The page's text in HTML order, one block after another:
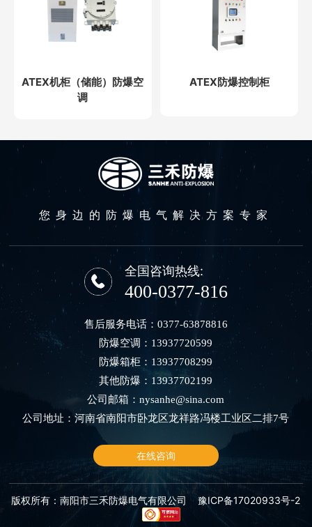
ATEX机柜（储能）防爆空
调
ATEX防爆控制柜
您身边的防爆电气解决方案专家
全国咨询热线:
400-0377-816
售后服务电话： 0377-63878816
防爆空调： 13937720599
防爆箱柜： 13937708299
其他防爆： 13937702199
公司邮箱：nysanhe@sina.com
公司地址：河南省南阳市卧龙区龙祥路冯楼工业区二排7号
在线咨询
版权所有：南阳市三禾防爆电气有限公司 豫ICP备17020933号-2